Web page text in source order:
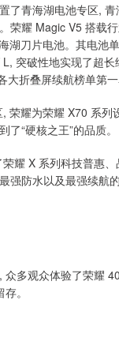
青海湖电池专区, 青
荣耀 Magic V5 搭载
刀片电池。其电池
突破性地实现了超
折叠屏续航榜单第一
耀为荣耀 X70 系列
“硬核之王”的品质。
X 系列科技普惠、
强防水以及最强续航
多观众体验了荣耀
。